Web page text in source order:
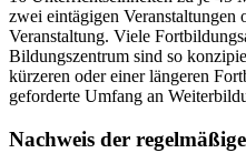
zwei eintägigen Veranstaltungen
Veranstaltung. Viele
Bildungszentrum sind so
kürzeren oder einer längeren
geforderte Umfang an
Nachweis der